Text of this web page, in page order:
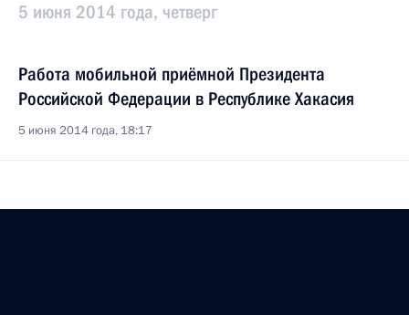
5 июня 2014 года, четверг
Работа мобильной приёмной Президента
Российской Федерации в Республике Хакасия
5 июня 2014 года, 18:17